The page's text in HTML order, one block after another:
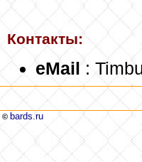
Контакты:
eMail:
© bards.ru